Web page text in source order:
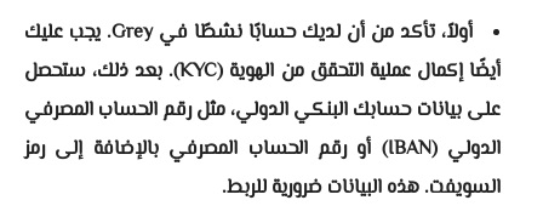
أولاً، تأكد من أن لديك حسابًا نشطًا في Grey. يجب عليك
أيضًا إكمال عملية التحقق من الهوية (KYC). بعد ذلك، ستحصل
على بيانات حسابك البنكي الدولي، مثل رقم الحساب المصرفي
الدولي (IBAN) أو رقم الحساب المصرفي بالإضافة إلى رمز
السويفت. هذه البيانات ضرورية للربط.